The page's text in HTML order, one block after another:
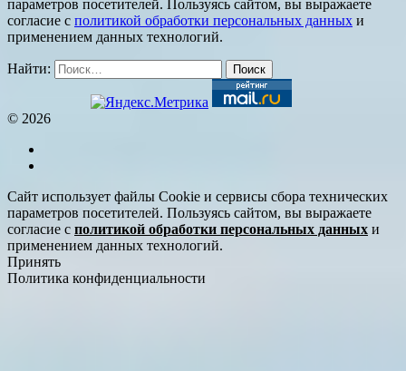
параметров посетителей. Пользуясь сайтом, вы выражаете
согласие с политикой обработки персональных данных и
применением данных технологий.
Найти:
© 2026
Сайт использует файлы Cookie и сервисы сбора технических
параметров посетителей. Пользуясь сайтом, вы выражаете
согласие с политикой обработки персональных данных и
применением данных технологий.
Принять
Политика конфиденциальности